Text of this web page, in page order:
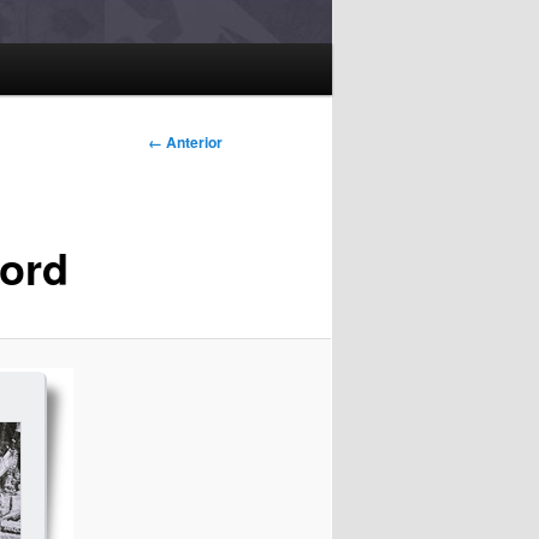
Navegação
← Anterior